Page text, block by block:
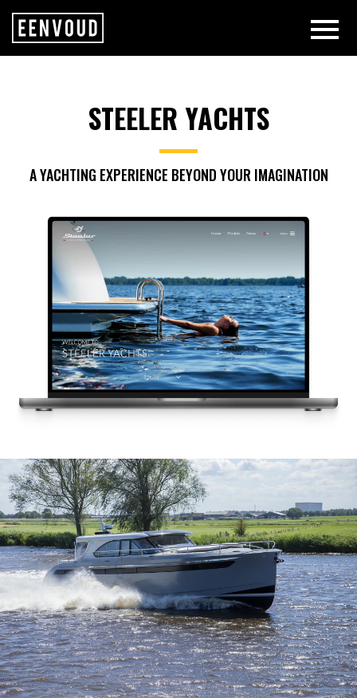
STEELER YACHTS | EENVOUD
STEELER YACHTS
A YACHTING EXPERIENCE BEYOND YOUR IMAGINATION